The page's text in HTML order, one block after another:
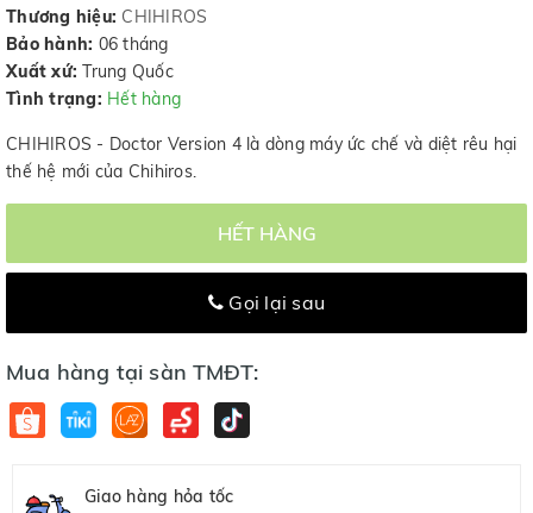
Thương hiệu: CHIHIROS
Bảo hành: 06 tháng
Xuất xứ: Trung Quốc
Tình trạng: Hết hàng
CHIHIROS - Doctor Version 4 là dòng máy ức chế và diệt rêu hại
thế hệ mới của Chihiros.
HẾT HÀNG
Gọi lại sau
Mua hàng tại sàn TMĐT:
Giao hàng hỏa tốc